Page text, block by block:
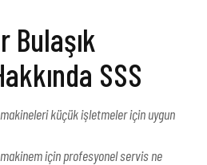
Bulaşık
SSS
küçük işletmeler için uygun
için profesyonel servis ne